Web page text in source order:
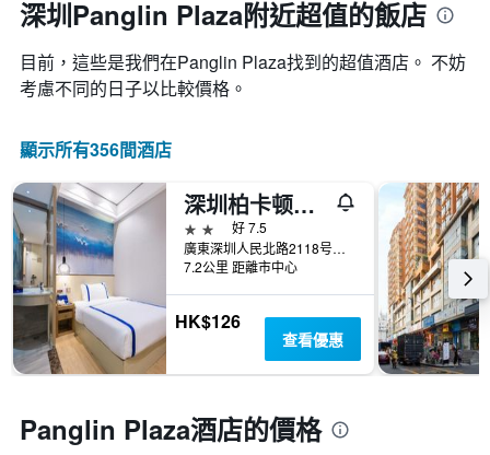
深圳Panglin Plaza附近超值的飯店
目前，這些是我們在Panglin Plaza找到的超值酒店。 不妨
考慮不同的日子以比較價格。
顯示所有356間酒店
深圳柏卡顿精品酒店（东门老街店）
2星級
好 7.5
廣東深圳人民北路2118号立新花园12栋
7.2公里 距離市中心
HK$126
查看優惠
Panglin Plaza酒店的價格